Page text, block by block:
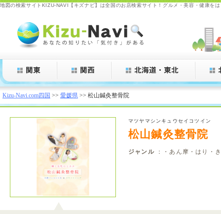
地図の検索サイトKIZU-NAVI【キズナビ】は全国のお店検索サイト！グルメ・美容・健康を
Kizu-Navi.com四国 >> 愛媛県 >> 松山鍼灸整骨院
マツヤマシンキュウセイコツイン
松山鍼灸整骨院
ジャンル：・あん摩・はり・